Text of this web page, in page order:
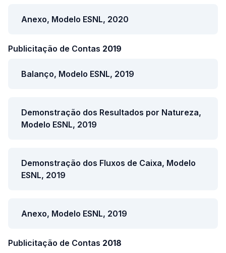
Anexo, Modelo ESNL, 2020
Publicitação de Contas 2019
Balanço, Modelo ESNL, 2019
Demonstração dos Resultados por Natureza,
Modelo ESNL, 2019
Demonstração dos Fluxos de Caixa, Modelo
ESNL, 2019
Anexo, Modelo ESNL, 2019
Publicitação de Contas 2018